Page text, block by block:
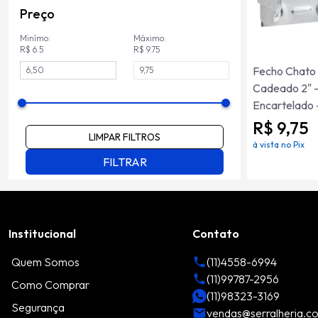
Preço
Minímo:
R$ 6.5
Máximo:
R$ 9.75
LIMPAR FILTROS
FILTRAR
Fecho
Cadeado 2"
Encartelado
R$ 9,75
à vista no Pix
Institucional
Quem Somos
Como Comprar
Segurança
Contato
(11)4558-6994
(11)99787-2956
(11)98323-3169